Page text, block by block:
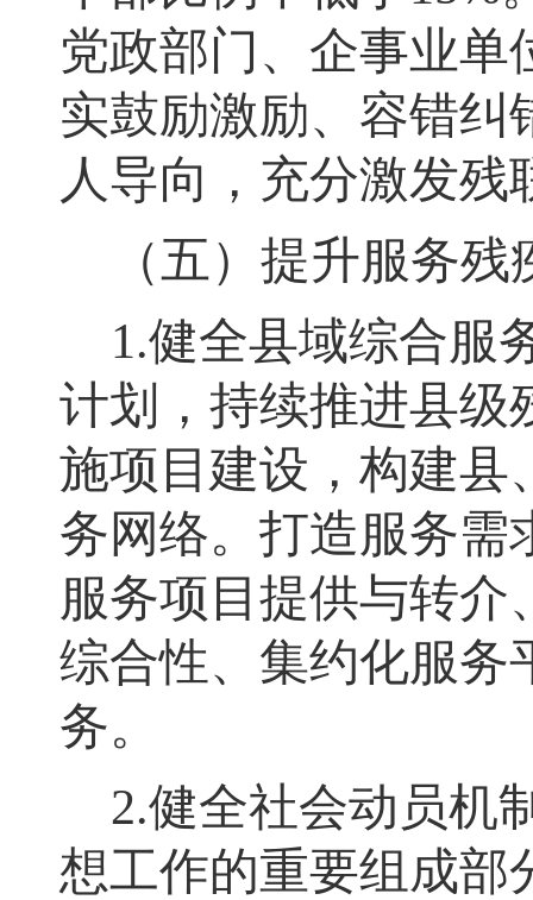
党政部门、企事业单
实鼓励激励、容错纠
人导向，充分激发
（五）提升服务
1.健全县域综合服
计划，持续推进县级
施项目建设 ， 构建县
务网络。打造服务需
服务项目提供与转
综合性、集约化服务
务。
2.健全社会动员机
想工作的重要组成部